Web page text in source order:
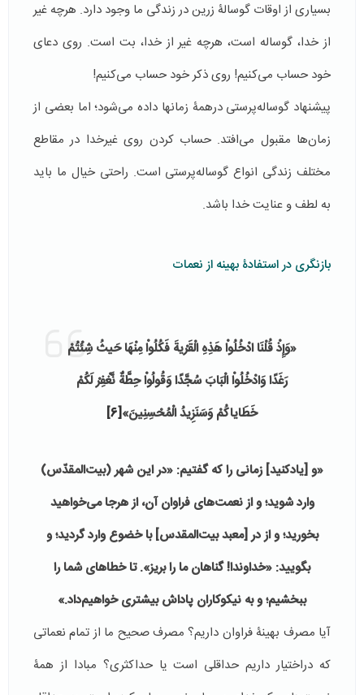
بسیاری از اوقات گوسالۀ زرین در زندگی ما وجود دارد. هرچه غیر
از خدا، گوساله است، هرچه غیر از خدا، بت است. روی دعای
خود حساب می‌کنیم! روی ذکر خود حساب می‌کنیم!
پیشنهاد گوساله‌پرستی درهمۀ زمانها داده می‌شود؛ اما بعضی از
زمان‌ها مقبول می‌افتد. حساب کردن روی غیرخدا در مقاطع
مختلف زندگی انواع گوساله‌پرستی است. راحتی خیال ما باید
به لطف و عنایت خدا باشد.
بازنگری در استفادۀ بهینه از نعمات
«وَإِذْ قُلْنَا ادْخُلُواْ هَذِهِ الْقَرْیةَ فَكُلُواْ مِنْهَا حَیثُ شِئْتُمْ
رَغَدًا وَادْخُلُواْ الْبَابَ سُجَّدًا وَقُولُواْ حِطَّةٌ نَّغْفِرْ لَكُمْ
خَطَایاكُمْ وَسَنَزِیدُ الْمُحْسِنِینَ»[6]
«و [یادكنید] زمانى را كه گفتیم: «در این شهر (بیت‌المقدّس)
وارد شوید؛ و از نعمت‌هاى فراوان آن، از هرجا مى‌خواهید
بخورید؛ و از در [معبد بیت‌المقدس] با خضوع وارد گردید؛ و
بگویید: «خداوندا! گناهان ما را بریز». تا خطاهاى شما را
ببخشیم؛ و به نیكوكاران پاداش بیشترى خواهیم‌داد.»
آیا مصرف بهینۀ فراوان داریم؟ مصرف صحیح ما از تمام نعماتی
که دراختیار داریم حداقلی است یا حداکثری؟ مبادا از همۀ